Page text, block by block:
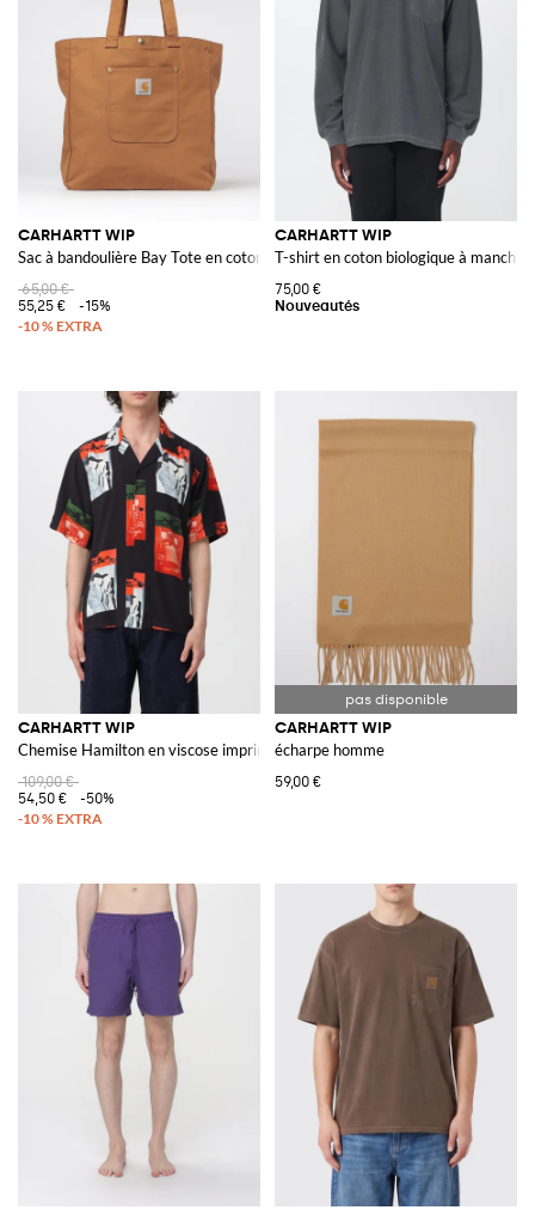
CARHARTT WIP
Sac à bandoulière Bay Tote en coton biologique
65,00 €
55,25 €
-15%
CARHARTT WIP
T-shirt en coton biologique à
75,00 €
CARHARTT WIP
Chemise Hamilton en viscose imprimée
109,00 €
54,50 €
-50%
CARHARTT WIP
écharpe homme
59,00 €